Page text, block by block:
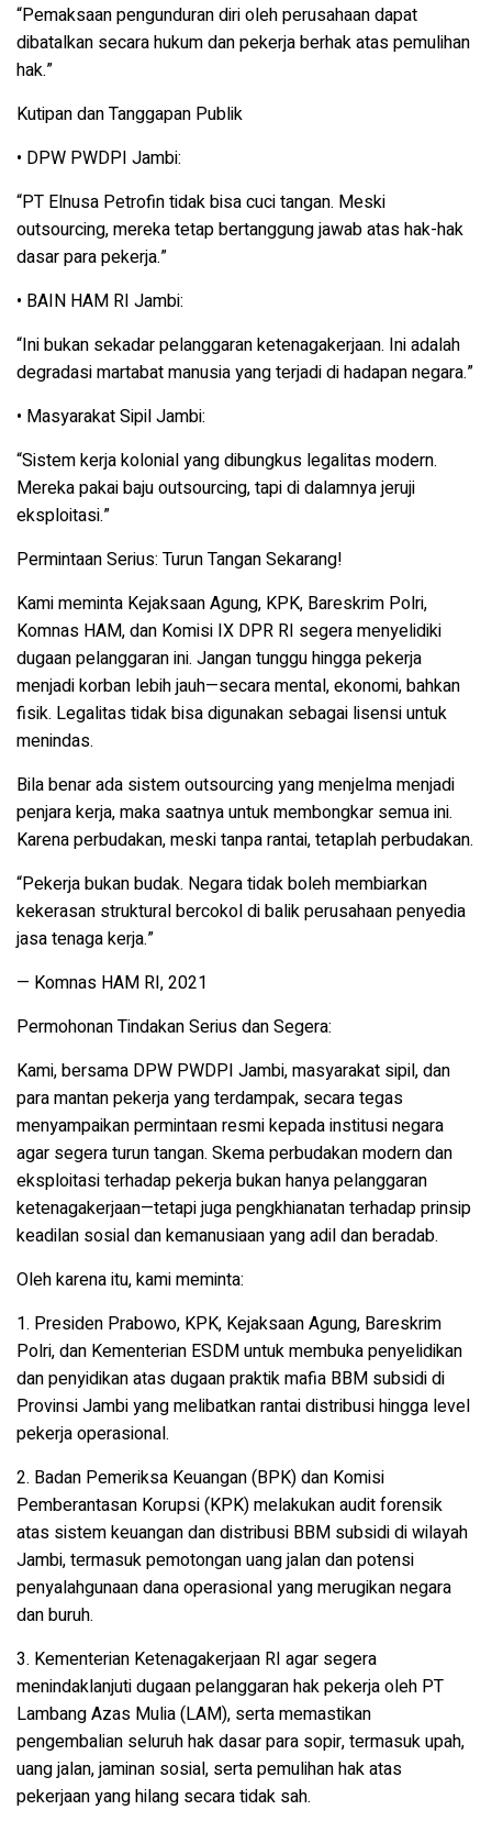
“Pemaksaan pengunduran diri oleh perusahaan dapat
dibatalkan secara hukum dan pekerja berhak atas pemulihan
hak.”
Kutipan dan Tanggapan Publik
• DPW PWDPI Jambi:
“PT Elnusa Petrofin tidak bisa cuci tangan. Meski
outsourcing, mereka tetap bertanggung jawab atas hak-hak
dasar para pekerja.”
• BAIN HAM RI Jambi:
“Ini bukan sekadar pelanggaran ketenagakerjaan. Ini adalah
degradasi martabat manusia yang terjadi di hadapan negara.”
• Masyarakat Sipil Jambi:
“Sistem kerja kolonial yang dibungkus legalitas modern.
Mereka pakai baju outsourcing, tapi di dalamnya jeruji
eksploitasi.”
Permintaan Serius: Turun Tangan Sekarang!
Kami meminta Kejaksaan Agung, KPK, Bareskrim Polri,
Komnas HAM, dan Komisi IX DPR RI segera menyelidiki
dugaan pelanggaran ini. Jangan tunggu hingga pekerja
menjadi korban lebih jauh—secara mental, ekonomi, bahkan
fisik. Legalitas tidak bisa digunakan sebagai lisensi untuk
menindas.
Bila benar ada sistem outsourcing yang menjelma menjadi
penjara kerja, maka saatnya untuk membongkar semua ini.
Karenaperbudakan, meski tanpa rantai, tetaplah perbudakan.
“Pekerja bukan budak. Negara tidak boleh membiarkan
kekerasan struktural bercokol di balik perusahaan penyedia
jasa tenaga kerja.”
— Komnas HAM RI, 2021
Permohonan Tindakan Serius dan Segera:
Kami, bersama DPW PWDPI Jambi, masyarakat sipil, dan
para mantan pekerja yang terdampak, secara tegas
menyampaikan permintaan resmi kepada institusi negara
agar segeraturun tangan. Skema perbudakan modern dan
eksploitasi terhadap pekerja bukan hanya pelanggaran
ketenagakerjaan—tetapi juga pengkhianatan terhadap prinsip
keadilan sosial dan kemanusiaan yang adil dan beradab.
Oleh karena itu, kami meminta:
1. Presiden Prabowo, KPK, Kejaksaan Agung, Bareskrim
Polri, dan Kementerian ESDMuntuk membukapenyelidikan
dan penyidikan atas dugaan praktik mafia BBM subsididi
Provinsi Jambi yang melibatkan rantai distribusi hingga level
pekerja operasional.
2. Badan Pemeriksa Keuangan (BPK)dan Komisi
Pemberantasan Korupsi (KPK)melakukanaudit forensik
atas sistem keuangan dan distribusi BBM subsidi di wilayah
Jambi, termasuk pemotongan uang jalan dan potensi
penyalahgunaan dana operasional yang merugikan negara
dan buruh.
3. Kementerian Ketenagakerjaan RI agar segera
menindaklanjuti dugaan pelanggaran hak pekerja oleh PT
Lambang Azas Mulia (LAM), serta memastikan
pengembalian seluruh hak dasar para sopir, termasuk upah,
uang jalan, jaminan sosial, serta pemulihan hak atas
pekerjaan yang hilang secara tidak sah.